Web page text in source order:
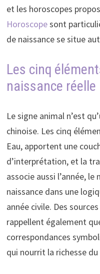
et les horoscopes
Horoscopesont
de naissance se situe
Les cinq
naissance réelle
Le signe animal n’est
chinoise. Les cinq
Eau, apportent une
d’interprétation, et la
associe aussi l’année,
naissance dans une
année civile. Des
rappellent également
correspondances
qui nourrit la richesse